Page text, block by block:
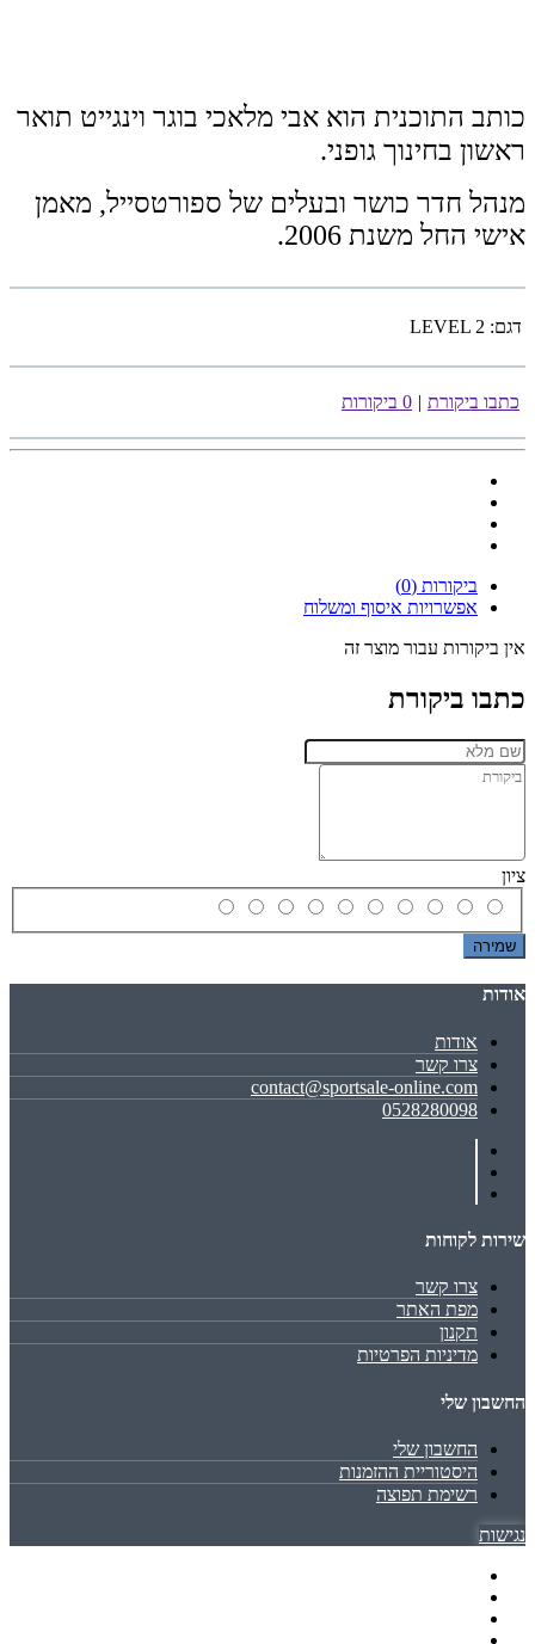
כותב התוכנית הוא אבי מלאכי בוגר וינגייט תואר
ראשון בחינוך גופני.
מנהל חדר כושר ובעלים של ספורטסייל, מאמן
אישי החל משנת 2006.
דגם: LEVEL 2
כתבו ביקורת | 0 ביקורות
ביקורות (0)
אפשרויות איסוף ומשלוח
אין ביקורות עבור מוצר זה
כתבו ביקורת
ציון
שמירה
אודות
אודות
צרו קשר
contact@sportsale-online.com
0528280098
שירות לקוחות
צרו קשר
מפת האתר
תקנון
מדיניות הפרטיות
החשבון שלי
החשבון שלי
היסטוריית ההזמנות
רשימת תפוצה
נגישות